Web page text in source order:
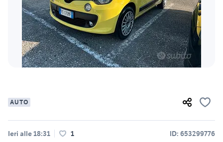
AUTO
Ieri alle 18:31 1 ID: 653299776